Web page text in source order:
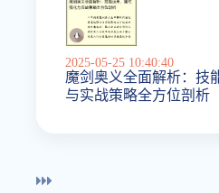
2025-05-25 10:40:40
魔剑奥义全面解析：技
与实战策略全方位剖析